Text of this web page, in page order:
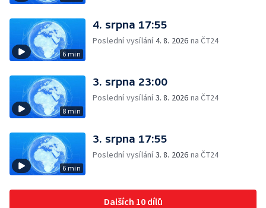
6 min
4. srpna 17:55
Poslední vysílání4. 8. 2026 na ČT24
8 min
3. srpna 23:00
Poslední vysílání3. 8. 2026 na ČT24
6 min
3. srpna 17:55
Poslední vysílání3. 8. 2026 na ČT24
Dalších 10 dílů